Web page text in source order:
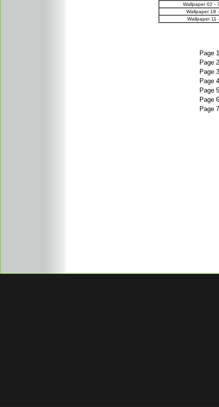
Wallpaper 02 -
Wallpaper 18
Wallpaper 11
Page 1
Page 2
Page 3
Page 4
Page 5
Page 6
Page 7